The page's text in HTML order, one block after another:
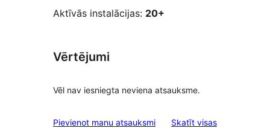
Aktīvās instalācijas: 20+
Vērtējumi
Vēl nav iesniegta neviena atsauksme.
Pievienot manu atsauksmi Skatīt visasatsauksmes